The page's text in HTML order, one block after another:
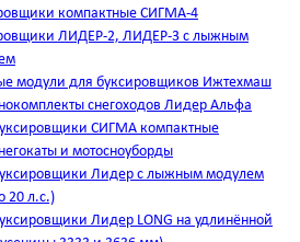
компактные СИГМА-4
ЛИДЕР-2, ЛИДЕР-3 c лыжным
модули для буксировщиков Ижтехмаш
снегоходов Лидер Альфа
СИГМА компактные
и мотосноуборды
Лидер с лыжным модулем
20 л.с.)
Лидер LONG на удлинённой